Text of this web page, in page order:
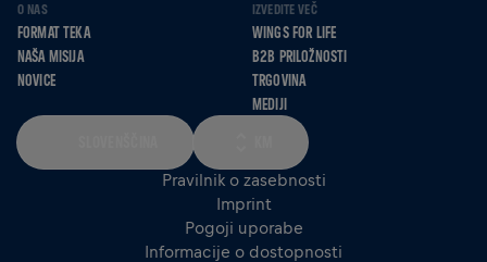
O NAS
FORMAT TEKA
NAŠA MISIJA
NOVICE
IZVEDITE VEČ
WINGS FOR LIFE
B2B PRILOŽNOSTI
TRGOVINA
MEDIJI
Pravilnik o zasebnosti
Imprint
Pogoji uporabe
Informacije o dostopnosti